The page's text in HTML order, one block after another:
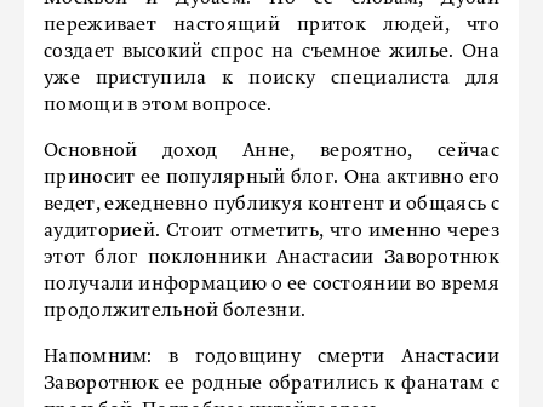
переживает настоящий приток людей, что
создает высокий спрос на съемное жилье. Она
уже приступила к поиску специалиста для
помощи в этом вопросе.
Основной доход Анне, вероятно, сейчас
приносит ее популярный блог. Она активно его
ведет, ежедневно публикуя контент и общаясь с
аудиторией. Стоит отметить, что именно через
этот блог поклонники Анастасии Заворотнюк
получали информацию о ее состоянии во время
продолжительной болезни.
Напомним: в годовщину смерти Анастасии
Заворотнюк ее родные обратились к фанатам с